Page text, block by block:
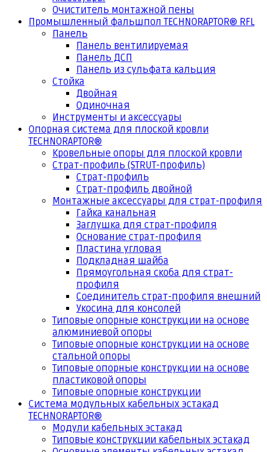
Очиститель монтажной пены
Промышленный фальшпол TECHNORAPTOR® RFL
Панель
Панель вентилируемая
Панель ДСП
Панель из сульфата кальция
Стойка
Двойная
Одиночная
Инструменты и аксессуары
Опорная система для плоской кровли
TECHNORAPTOR®
Кровельные опоры для плоской кровли
Страт-профиль (STRUT-профиль)
Страт-профиль
Страт-профиль двойной
Монтажные аксессуары для страт-профиля
Гайка канальная
Заглушка для страт-профиля
Основание страт-профиля
Пластина угловая
Подкладная шайба
Прямоугольная скоба для страт-
профиля
Соединитель страт-профиля внешний
Укосина для консолей
Типовые опорные конструкции на основе
алюминиевой опоры
Типовые опорные конструкции на основе
стальной опоры
Типовые опорные конструкции на основе
пластиковой опоры
Типовые опорные конструкции
Система модульных кабельных эстакад
TECHNORAPTOR®
Модули кабельных эстакад
Типовые конструкции кабельных эстакад